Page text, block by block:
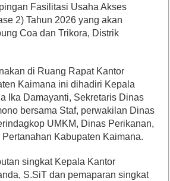
Fasilitasi Usaha Akses
2) Tahun 2026 yang akan
Coa dan Trikora, Distrik
di Ruang Rapat Kantor
Kaimana ini dihadiri Kepala
Ika Damayanti, Sekretaris Dinas
bersama Staf, perwakilan Dinas
UMKM, Dinas Perikanan,
Kabupaten Kaimana.
singkat Kepala Kantor
S.SiT dan pemaparan singkat